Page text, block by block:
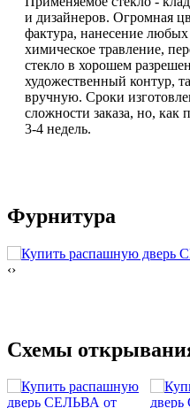
и дизайнеров. Огромная
фактура, нанесение
химическое травление,
стекло в хорошем
художественный контур,
вручную. Сроки
сложности заказа, но, как
3-4 недель.
Фурнитура
‹›
Схемы